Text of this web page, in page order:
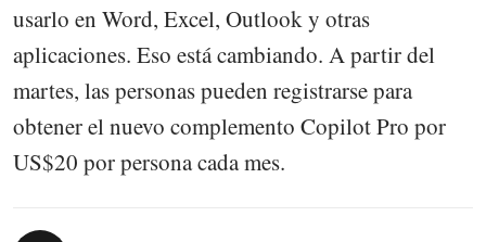
usarlo en Word, Excel, Outlook y otras
aplicaciones. Eso está cambiando. A partir del
martes, las personas pueden registrarse para
obtener el nuevo complemento Copilot Pro por
US$20 por persona cada mes.